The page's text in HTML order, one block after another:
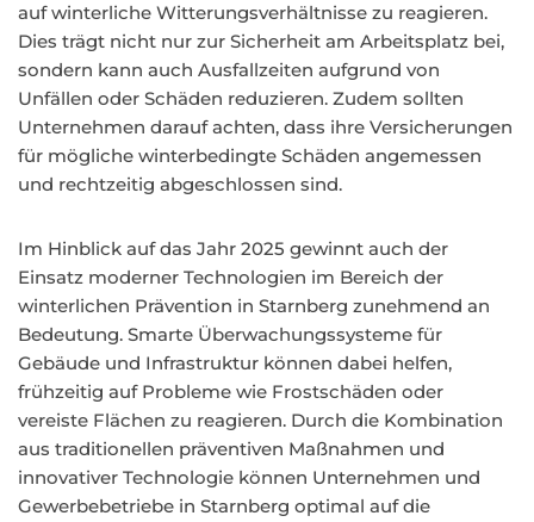
auf winterliche Witterungsverhältnisse zu reagieren.
Dies trägt nicht nur zur Sicherheit am Arbeitsplatz bei,
sondern kann auch Ausfallzeiten aufgrund von
Unfällen oder Schäden reduzieren. Zudem sollten
Unternehmen darauf achten, dass ihre Versicherungen
für mögliche winterbedingte Schäden angemessen
und rechtzeitig abgeschlossen sind.
Im Hinblick auf das Jahr 2025 gewinnt auch der
Einsatz moderner Technologien im Bereich der
winterlichen Prävention in Starnberg zunehmend an
Bedeutung. Smarte Überwachungssysteme für
Gebäude und Infrastruktur können dabei helfen,
frühzeitig auf Probleme wie Frostschäden oder
vereiste Flächen zu reagieren. Durch die Kombination
aus traditionellen präventiven Maßnahmen und
innovativer Technologie können Unternehmen und
Gewerbebetriebe in Starnberg optimal auf die